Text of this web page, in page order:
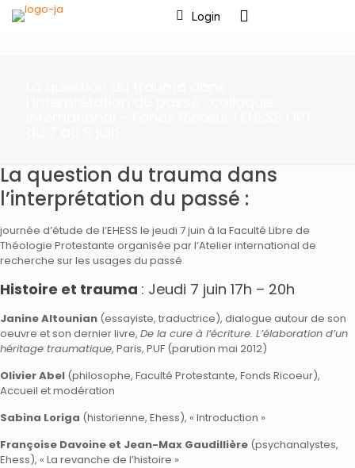
Login
La question du trauma dans
l’interprétation du passé :
journée d’étude de l’EHESS le jeudi 7 juin à la Faculté Libre de
Théologie Protestante organisée par l’Atelier international de
recherche sur les usages du passé
Histoire et trauma : Jeudi 7 juin 17h – 20h
Janine Altounian (essayiste, traductrice), dialogue autour de son
oeuvre et son dernier livre, De la cure à l’écriture. L’élaboration d’un
héritage traumatique, Paris, PUF (parution mai 2012)
Olivier Abel (philosophe, Faculté Protestante, Fonds Ricoeur),
Accueil et modération
Sabina Loriga (historienne, Ehess), « Introduction »
Françoise Davoine et Jean-Max Gaudillière (psychanalystes,
Ehess), « La revanche de l’histoire »